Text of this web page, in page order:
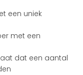
een uniek
met een
dat een aantal